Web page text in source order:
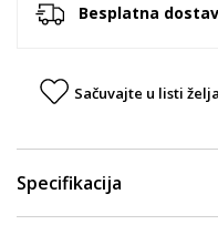
Besplatna
Sačuvajte u listi želja
Specifikacija